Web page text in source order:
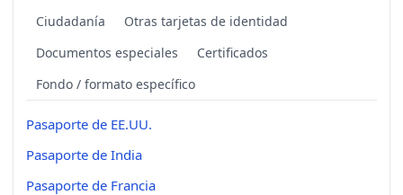
Ciudadanía
Otras tarjetas de identidad
Documentos especiales
Certificados
Fondo / formato específico
Pasaporte de EE.UU.
Pasaporte de India
Pasaporte de Francia